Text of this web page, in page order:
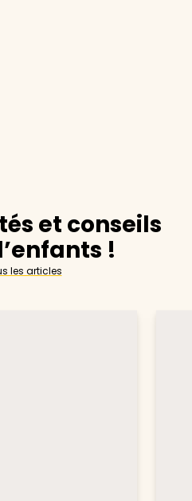
et conseils
!
les articles